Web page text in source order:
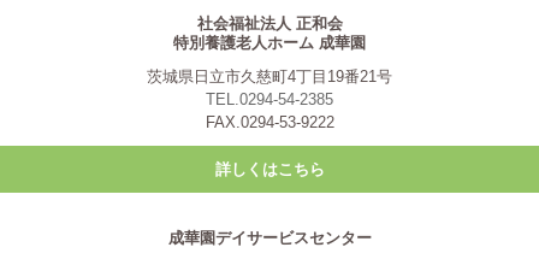
社会福祉法人 正和会
特別養護老人ホーム 成華園
茨城県日立市久慈町4丁目19番21号
TEL.0294-54-2385
FAX.0294-53-9222
詳しくはこちら
成華園デイサービスセンター